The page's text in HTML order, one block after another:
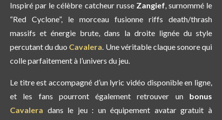
Inspiré par le célèbre catcheur russe Zangief, surnommé le
“Red Cyclone”, le morceau fusionne riffs death/thrash
massifs et énergie brute, dans la droite lignée du style
percutant du duo Cavalera. Une véritable claque sonore qui
colle parfaitement à l’univers du jeu.
Le titre est accompagné d’un lyric vidéo disponible en ligne,
et les fans pourront également retrouver un bonus
Cavalera dans le jeu : un équipement avatar gratuit à